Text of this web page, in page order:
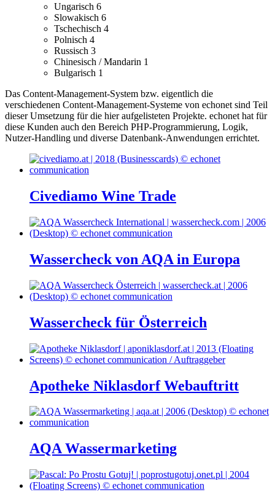
Ungarisch 6
Slowakisch 6
Tschechisch 4
Polnisch 4
Russisch 3
Chinesisch / Mandarin 1
Bulgarisch 1
Das Content-Management-System bzw. eigentlich die
verschiedenen Content-Management-Systeme von echonet sind Teil
dieser Umsetzung für die hier aufgelisteten Projekte. echonet hat für
diese Kunden auch den Bereich PHP-Programmierung, Logik,
Nutzer-Handling und diverse Datenbank-Anwendungen errichtet.
Civediamo Wine Trade
Wassercheck von AQA in Europa
Wassercheck für Österreich
Apotheke Niklasdorf Webauftritt
AQA Wassermarketing